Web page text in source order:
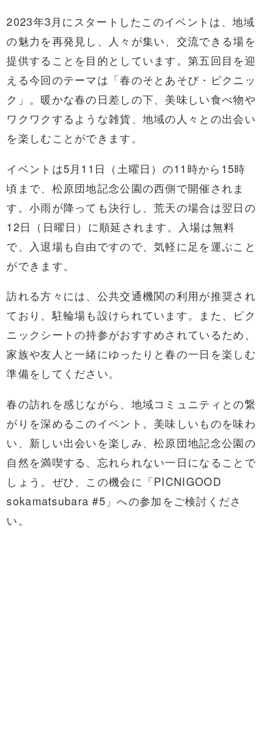
2023年3月にスタートしたこのイベントは、地域
の魅力を再発見し、人々が集い、交流できる場を
提供することを目的としています。第五回目を迎
える今回のテーマは「春のそとあそび・ピクニッ
ク」。暖かな春の日差しの下、美味しい食べ物や
ワクワクするような雑貨、地域の人々との出会い
を楽しむことができます。
イベントは5月11日（土曜日）の11時から15時
頃まで、松原団地記念公園の西側で開催されま
す。小雨が降っても決行し、荒天の場合は翌日の
12日（日曜日）に順延されます。入場は無料
で、入退場も自由ですので、気軽に足を運ぶこと
ができます。
訪れる方々には、公共交通機関の利用が推奨され
ており、駐輪場も設けられています。また、ピク
ニックシートの持参がおすすめされているため、
家族や友人と一緒にゆったりと春の一日を楽しむ
準備をしてください。
春の訪れを感じながら、地域コミュニティとの繋
がりを深めるこのイベント。美味しいものを味わ
い、新しい出会いを楽しみ、松原団地記念公園の
自然を満喫する、忘れられない一日になることで
しょう。ぜひ、この機会に「PICNIGOOD
sokamatsubara #5」への参加をご検討くださ
い。